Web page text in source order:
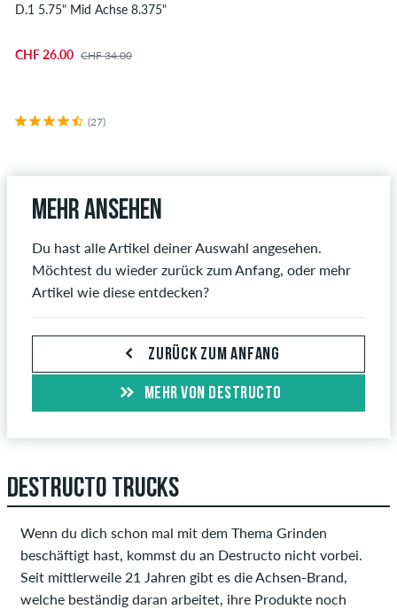
D.1 5.75" Mid Achse 8.375"
CHF 26.00 CHF 34.00
(27)
Mehr ansehen
Du hast alle Artikel deiner Auswahl angesehen.
Möchtest du wieder zurück zum Anfang, oder mehr
Artikel wie diese entdecken?
ZURÜCK ZUM ANFANG
MEHR VON DESTRUCTO
DESTRUCTO TRUCKS
Wenn du dich schon mal mit dem Thema Grinden
beschäftigt hast, kommst du an Destructo nicht vorbei.
Seit mittlerweile 21 Jahren gibt es die Achsen-Brand,
welche beständig daran arbeitet, ihre Produkte noch